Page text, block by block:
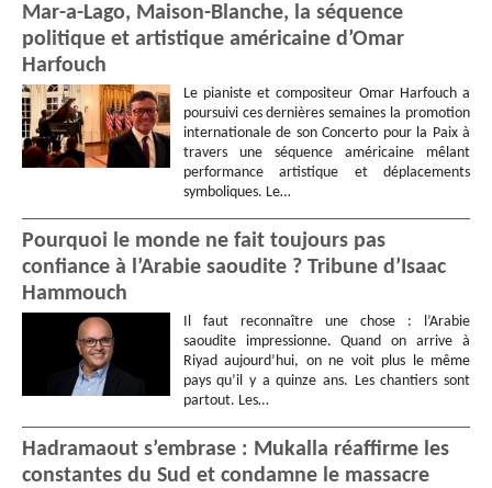
Mar-a-Lago, Maison-Blanche, la séquence
politique et artistique américaine d’Omar
Harfouch
Le pianiste et compositeur Omar Harfouch a
poursuivi ces dernières semaines la promotion
internationale de son Concerto pour la Paix à
travers une séquence américaine mêlant
performance artistique et déplacements
symboliques. Le…
Pourquoi le monde ne fait toujours pas
confiance à l’Arabie saoudite ? Tribune d’Isaac
Hammouch
Il faut reconnaître une chose : l’Arabie
saoudite impressionne. Quand on arrive à
Riyad aujourd’hui, on ne voit plus le même
pays qu’il y a quinze ans. Les chantiers sont
partout. Les…
Hadramaout s’embrase : Mukalla réaffirme les
constantes du Sud et condamne le massacre